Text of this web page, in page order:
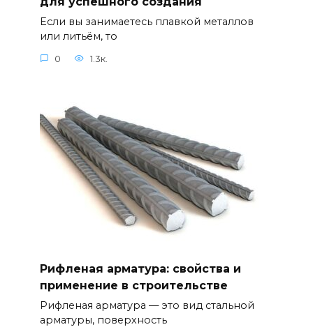
Если вы занимаетесь плавкой металлов
или литьём, то
0 1.3к.
Рифленая арматура: свойства и
применение в строительстве
Рифленая арматура — это вид стальной
арматуры, поверхность